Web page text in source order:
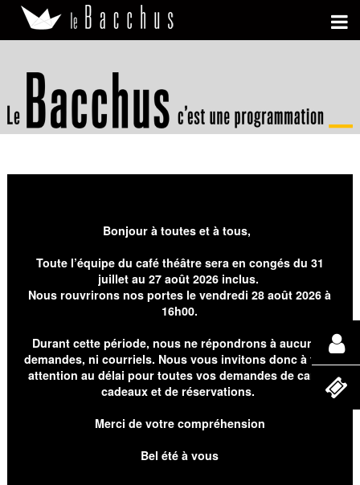
Bonjour à toutes et à tous,
Toute l’équipe du café théâtre sera en congés du 31
juillet au 27 août 2026 inclus.
Nous rouvrirons nos portes le vendredi 28 août 2026 à
16h00.
Durant cette période, nous ne répondrons à aucunes
demandes, ni courriels. Nous vous invitons donc à faire
attention au délai pour toutes vos demandes de cartes
cadeaux et de réservations.
Merci de votre compréhension
Bel été à vous